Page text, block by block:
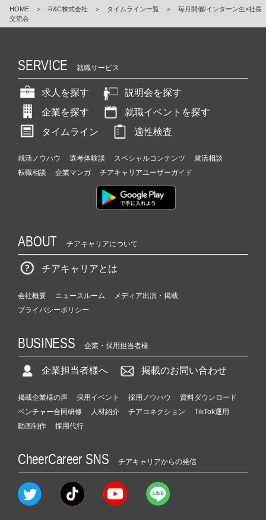
HOME ＞ R&C株式会社 ＞ タイムライン一覧 ＞
毎月開催/インターン生×社長
交流会
SERVICE 就職サービス
求人を探す
説明会を探す
企業を探す
就職イベントを探す
タイムライン
適性検査
就活ノウハウ 選考体験談 スペシャルコンテンツ
就活相談
転職相談
企業マンガ チアキャリアユーザーガイド
ABOUT チアキャリアについて
チアキャリアとは
会社概要 ニュースルーム
メディア出演・掲載
プライバシーポリシー
BUSINESS 企業・採用担当者様
企業担当者様へ 掲載のお問い合わせ
掲載企業様の声 採用イベント 採用ノウハウ
資料ダウンロード
ベンチャー合同研修
人材紹介 チアコネクション
TikTok運用
動画制作
採用代行
CheerCareer SNS チアキャリアからの発信